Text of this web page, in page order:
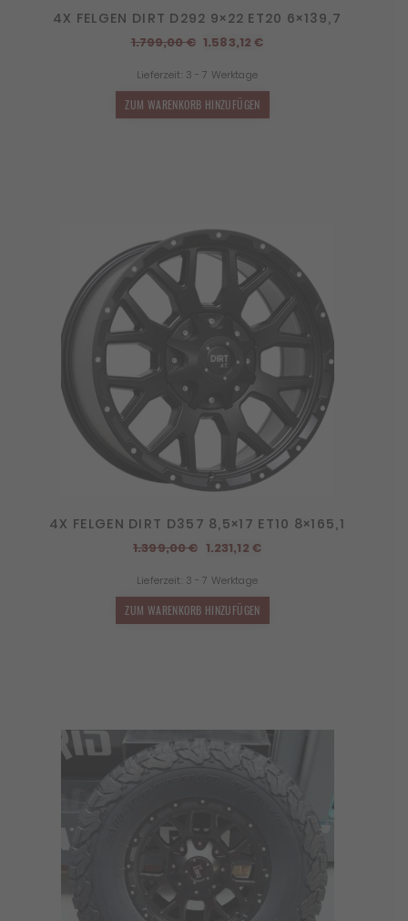
4X FELGEN DIRT D292 9×22 ET20 6×139,7
1.799,00€ Ursprünglicher
war:
1.799,00 €
1.583,12€Aktueller
Lieferzeit: 3 - 7 Werktage
ZUM WARENKORB HINZUFÜGEN
4X FELGEN DIRT D357 8,5×17 ET10 8×165,1
1.399,00€ Ursprünglicher
war:
1.399,00 €
1.231,12 €Aktueller
Lieferzeit: 3 - 7 Werktage
ZUM WARENKORB HINZUFÜGEN